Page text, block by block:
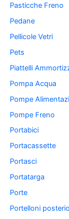
Pasticche Freno
Pedane
Pellicole Vetri
Pets
Piattelli
Pompa Acqua
Pompe
Pompe Freno
Portabici
Portacassette
Portasci
Portatarga
Porte
Portelloni